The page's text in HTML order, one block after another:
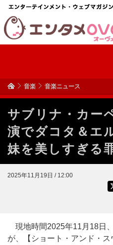
音楽 音楽ニュース
サブリナ・カー
演でダコタ＆エ
妹を美しすぎる
2025年11月19日 / 12:00
現地時間2025年11月18日
が、【ショート・アンド・